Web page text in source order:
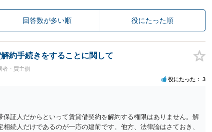
回答数が多い順 役にたった順
約手続きをすることに関して
者・買主側
役にたった 3
証人だからといって賃貸借契約を解約する権限はありません。解
続人だけであるのが一応の建前です。他方、法律論はさておき、